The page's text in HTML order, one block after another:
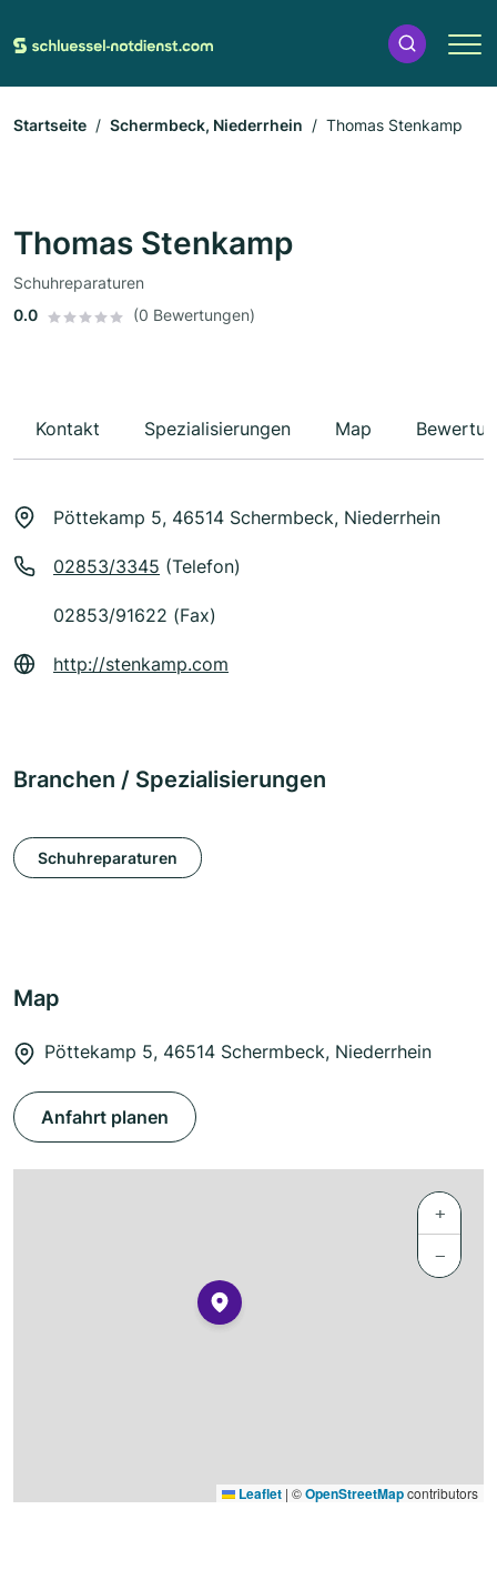
Startseite Schermbeck, Niederrhein Thomas Stenkamp
Thomas Stenkamp
Schuhreparaturen
0.0
(0 Bewertungen)
Kontakt Spezialisierungen Map
Pöttekamp 5, 46514 Schermbeck, Niederrhein
02853/3345 (Telefon)
02853/91622 (Fax)
http://stenkamp.com
Branchen / Spezialisierungen
Schuhreparaturen
Map
Pöttekamp 5, 46514 Schermbeck, Niederrhein
Anfahrt planen
+
−
Leaflet | ©OpenStreetMapcontributors